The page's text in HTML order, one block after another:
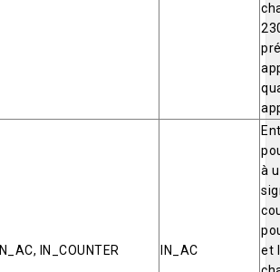
IN_AC, IN_COUNTER IN_AC
à
et